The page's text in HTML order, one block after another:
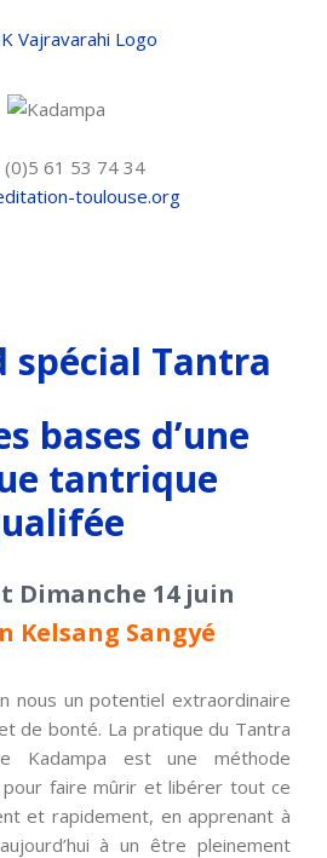
(0)5 61 53 74 34
toulouse.org
spécial Tantra
bases d’une
tantrique
Dimanche 14 juin
Kelsang Sangyé
nous un potentiel extraordinaire
de bonté. La pratique du Tantra
Kadampa est une méthode
faire mûrir et libérer tout ce
et rapidement, en apprenant à
à un être pleinement